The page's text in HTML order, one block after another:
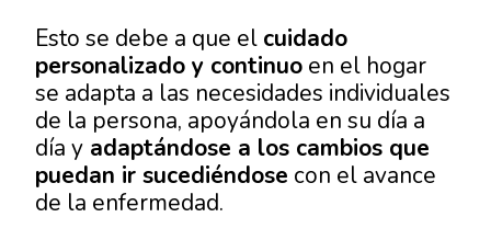
Esto se debe a que el cuidado
personalizado y continuo en el hogar
se adapta a las necesidades individuales
de la persona, apoyándola en su día a
día y adaptándose a los cambios que
puedan ir sucediéndose con el avance
de la enfermedad.